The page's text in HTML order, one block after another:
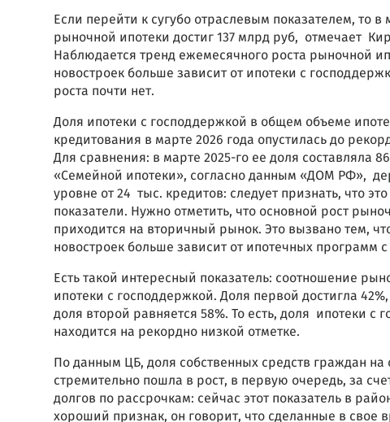
Если перейти к сугубо отраслевым показателем, то в
рыночной ипотеки достиг 137 млрд руб, отмечает
Наблюдается тренд ежемесячного роста рыночной
новостроек больше зависит от ипотеки с
роста почти нет.
Доля ипотеки с господдержкой в общем объеме
кредитования в марте 2026 года опустилась до
Для сравнения: в марте 2025-го ее доля составляла
«Семейной ипотеки», согласно данным «ДОМ РФ»,
уровне от 24 тыс. кредитов: следует признать, что
показатели. Нужно отметить, что основной рост
приходится на вторичный рынок. Это вызвано тем,
новостроек больше зависит от ипотечных программ
Есть такой интересный показатель: соотношение
ипотеки с господдержкой. Доля первой достигла
доля второй равняется 58%. То есть, доля ипотеки с
находится на рекордно низкой отметке.
По данным ЦБ, доля собственных средств граждан на
стремительно пошла в рост, в первую очередь, за
долгов по рассрочкам: сейчас этот показатель в
хороший признак, он говорит, что сделанные в свое